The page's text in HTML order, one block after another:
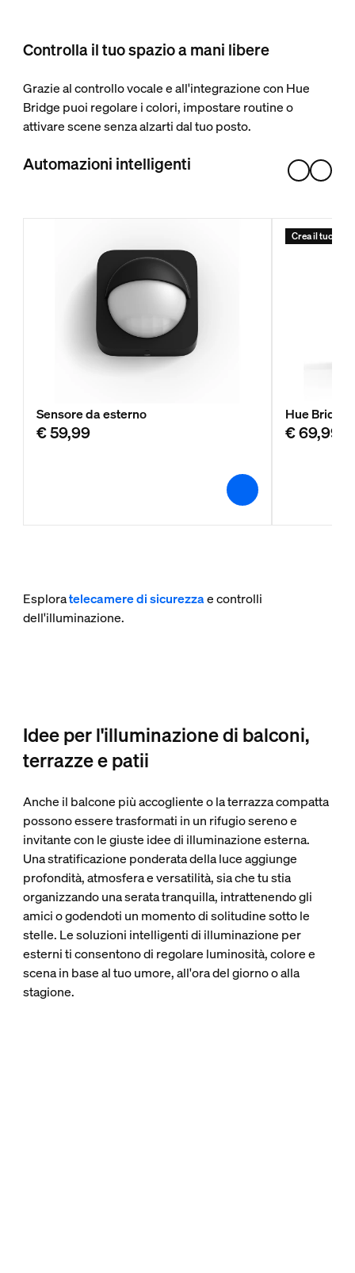
Controlla il tuo spazio a mani libere
Grazie al controllo vocale e all'integrazione con Hue
Bridge puoi regolare i colori, impostare routine o
attivare scene senza alzarti dal tuo posto.
Automazioni intelligenti
Sensore da esterno
€ 59,99
Crea il tuo
Hue Bridge
€ 69,99
Esploratelecamere di sicurezzae controlli
dell'illuminazione.
Idee per l'illuminazione di balconi,
terrazze e patii
Anche il balcone più accogliente o la terrazza compatta
possono essere trasformati in un rifugio sereno e
invitante con le giuste idee di illuminazione esterna.
Una stratificazione ponderata della luce aggiunge
profondità, atmosfera e versatilità, sia che tu stia
organizzando una serata tranquilla, intrattenendo gli
amici o godendoti un momento di solitudine sotto le
stelle. Le soluzioni intelligenti di illuminazione per
esterni ti consentono di regolare luminosità, colore e
scena in base al tuo umore, all'ora del giorno o alla
stagione.